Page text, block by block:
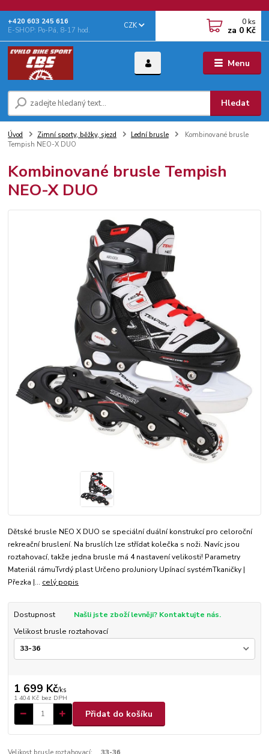
Menu
CZK
Hledat
+‭420 603 245 616‬
E-SHOP: Po-Pá, 8-17 hod.
0 ks
za 0 Kč
Úvod Zimní sporty, běžky, sjezd Lední brusle
Kombinované brusle
Tempish NEO-X DUO
Kombinované brusle Tempish
NEO-X DUO
Dětské brusle NEO X DUO se speciální duální konstrukcí pro celoroční
rekreační bruslení. Na bruslích lze střídat kolečka s noži. Navíc jsou
roztahovací, takže jedna brusle má 4 nastavení velikosti! Parametry
Materiál rámuTvrdý plast Určeno proJuniory Upínací systémTkaničky |
Přezka |... celý popis
Dostupnost
Našli jste zboží levněji? Kontaktujte nás.
Velikost brusle roztahovací
1 699 Kč/ks
1 404 Kč bez DPH
Přidat do košíku